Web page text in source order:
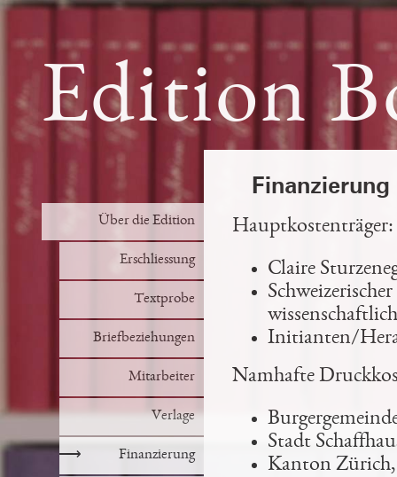
Edition
Über die Edition
Erschliessung
Textprobe
Briefbeziehungen
Mitarbeiter
Verlage
⟶ Finanzierung
Finanzierung
Hauptkostenträger:
Claire
Initianten/
Namhafte
Stadt
Kanton